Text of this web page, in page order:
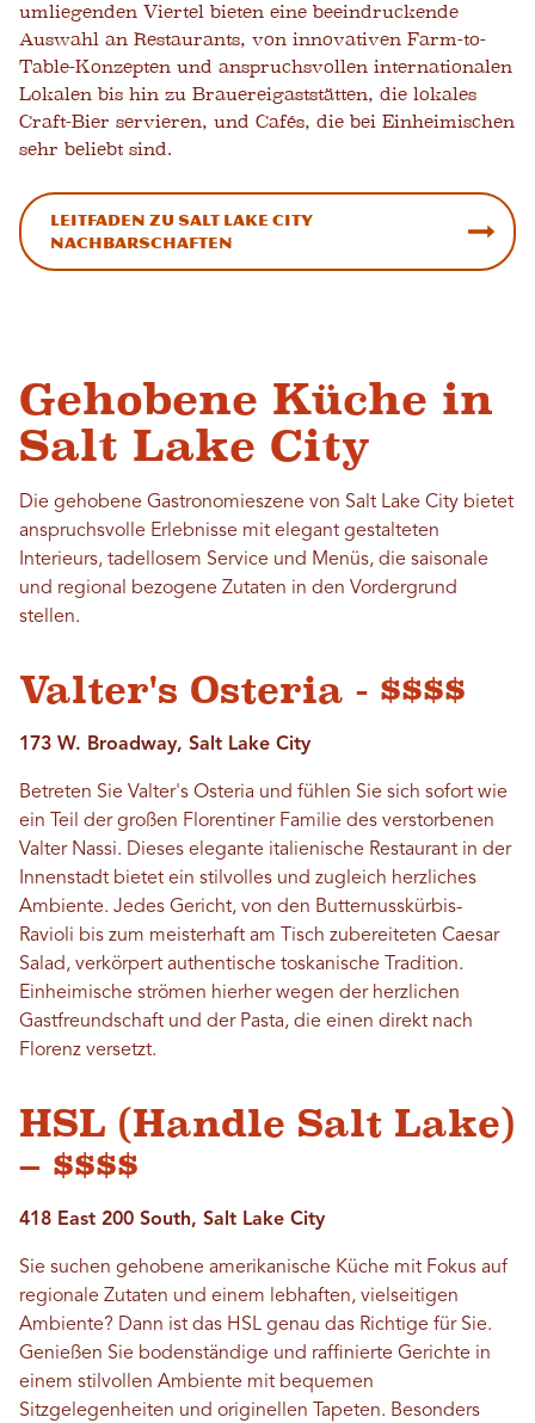
umliegenden Viertel bieten eine beeindruckende
Auswahl an Restaurants, von innovativen Farm-to-
Table-Konzepten und anspruchsvollen internationalen
Lokalen bis hin zu Brauereigaststätten, die lokales
Craft-Bier servieren, und Cafés, die bei Einheimischen
sehr beliebt sind.
Leitfaden zu Salt Lake City
Nachbarschaften
Gehobene Küche in
Salt Lake City
Die gehobene Gastronomieszene von Salt Lake City bietet
anspruchsvolle Erlebnisse mit elegant gestalteten
Interieurs, tadellosem Service und Menüs, die saisonale
und regional bezogene Zutaten in den Vordergrund
stellen.
Valter's Osteria - $$$$
173 W. Broadway, Salt Lake City
Betreten Sie Valter's Osteria und fühlen Sie sich sofort wie
ein Teil der großen Florentiner Familie des verstorbenen
Valter Nassi. Dieses elegante italienische Restaurant in der
Innenstadt bietet ein stilvolles und zugleich herzliches
Ambiente. Jedes Gericht, von den Butternusskürbis-
Ravioli bis zum meisterhaft am Tisch zubereiteten Caesar
Salad, verkörpert authentische toskanische Tradition.
Einheimische strömen hierher wegen der herzlichen
Gastfreundschaft und der Pasta, die einen direkt nach
Florenz versetzt.
HSL (Handle Salt Lake)
– $$$$
418 East 200 South, Salt Lake City
Sie suchen gehobene amerikanische Küche mit Fokus auf
regionale Zutaten und einem lebhaften, vielseitigen
Ambiente? Dann ist das HSL genau das Richtige für Sie.
Genießen Sie bodenständige und raffinierte Gerichte in
einem stilvollen Ambiente mit bequemen
Sitzgelegenheiten und originellen Tapeten. Besonders